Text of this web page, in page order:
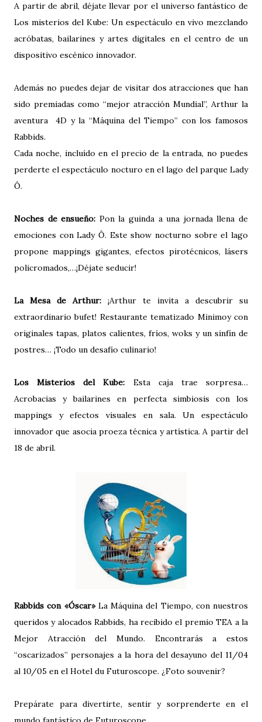
A partir de abril, déjate llevar por el universo fantástico de
Los misterios del Kube: Un espectáculo en vivo mezclando
acróbatas, bailarines y artes digitales en el centro de un
dispositivo escénico innovador.
Además no puedes dejar de visitar dos atracciones que han
sido premiadas como “mejor atracción Mundial”, Arthur la
aventura 4D y la “Máquina del Tiempo” con los famosos
Rabbids.
Cada noche, incluído en el precio de la entrada, no puedes
perderte el espectáculo nocturo en el lago del parque Lady
Ô.
Noches de ensueño: Pon la guinda a una jornada llena de
emociones con Lady Ô. Este show nocturno sobre el lago
propone mappings gigantes, efectos pirotécnicos, lásers
policromados,…¡Déjate seducir!
La Mesa de Arthur: ¡Arthur te invita a descubrir su
extraordinario bufet! Restaurante tematizado Minimoy con
originales tapas, platos calientes, fríos, woks y un sinfín de
postres… ¡Todo un desafío culinario!
Los Misterios del Kube: Esta caja trae sorpresa…
Acrobacias y bailarines en perfecta simbiosis con los
mappings y efectos visuales en sala. Un espectáculo
innovador que asocia proeza técnica y artística. A partir del
18 de abril.
Rabbids con «Óscar» La Máquina del Tiempo, con nuestros
queridos y alocados Rabbids, ha recibido el premio TEA a la
Mejor Atracción del Mundo. Encontrarás a estos
“oscarizados” personajes a la hora del desayuno del 11/04
al 10/05 en el Hotel du Futuroscope. ¿Foto souvenir?
Prepárate para divertirte, sentir y sorprenderte en el